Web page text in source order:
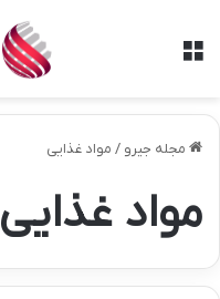
مجله جیرو / مواد غذایی
مواد غذایی